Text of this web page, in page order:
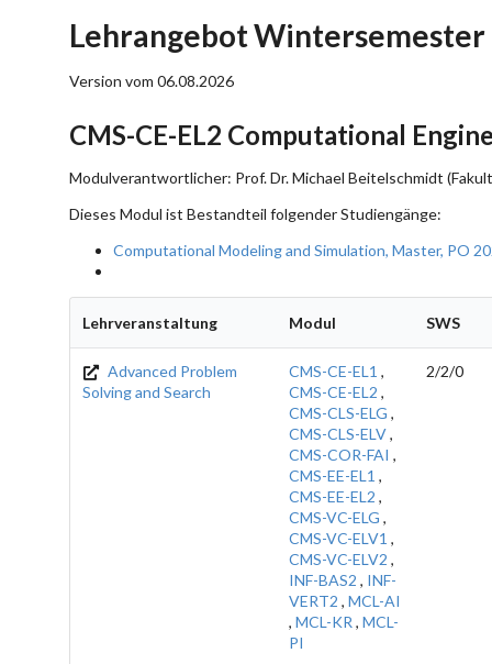
Lehrangebot Wintersemester
Version vom 06.08.2026
CMS-CE-EL2 Computational
Modulverantwortlicher: Prof. Dr. Michael Beitelschmidt
Dieses Modul ist Bestandteil folgender Studiengänge:
Computational Modeling and Simulation, Master, PO
Lehrveranstaltung Modul SWS
Advanced Problem
Solving and Search
CMS-CE-EL1 ,
CMS-CE-EL2 ,
CMS-CLS-ELG ,
CMS-CLS-ELV,
CMS-COR-FAI ,
CMS-EE-EL1 ,
CMS-EE-EL2 ,
CMS-VC-ELG ,
CMS-VC-ELV1 ,
CMS-VC-ELV2 ,
INF-BAS2 , INF-
VERT2 , MCL-AI
, MCL-KR , MCL-
PI
2/2/0